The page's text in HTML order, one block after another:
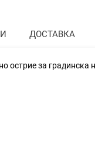
острие за
ДОСТАВКА